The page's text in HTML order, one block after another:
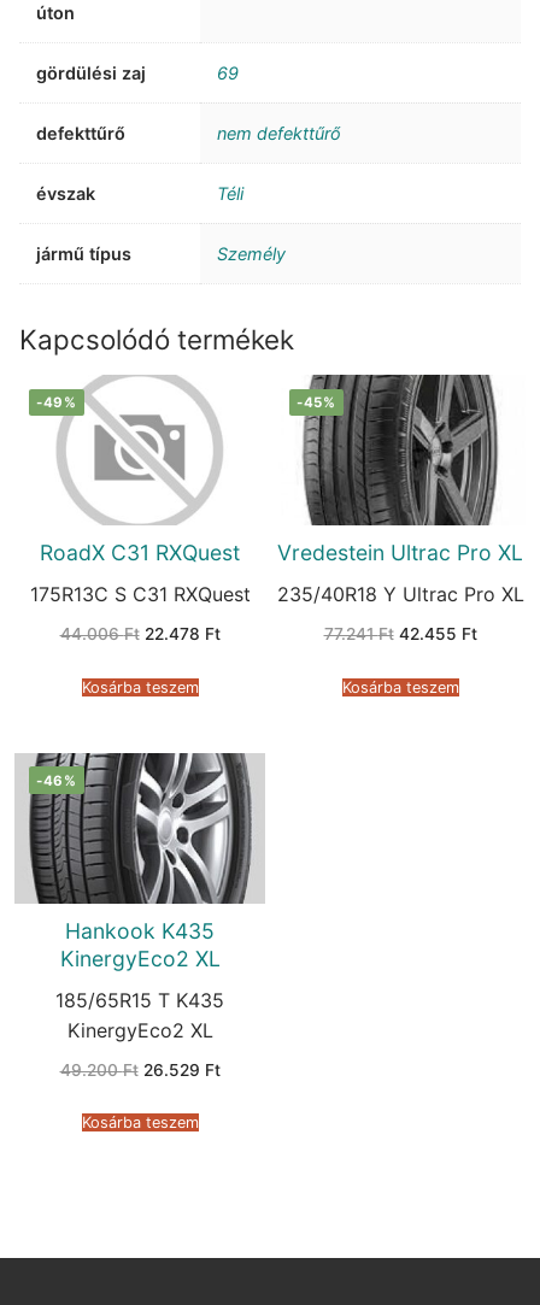
úton
gördülési zaj 69
defekttűrő nem defekttűrő
évszak Téli
jármű típus Személy
Kapcsolódó termékek
-49%
RoadX C31 RXQuest
175R13C S C31 RXQuest
44.006Ft Original
44.006 Ft.
22.478 FtCurrent
Kosárba teszem
-45%
Vredestein Ultrac Pro XL
235/40R18 Y Ultrac Pro XL
77.241Ft Original
77.241 Ft.
42.455 FtCurrent
Kosárba teszem
-46%
Hankook K435
KinergyEco2 XL
185/65R15 T K435
KinergyEco2 XL
49.200Ft Original
49.200 Ft.
26.529 FtCurrent
Kosárba teszem